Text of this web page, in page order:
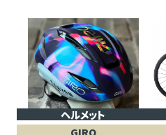
ヘルメット
GIRO